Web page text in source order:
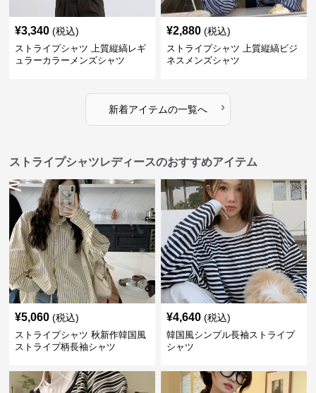
¥3,340 (税込)
ストライプシャツ 上質縦縞レギ
ュラーカラーメンズシャツ
¥2,880 (税込)
ストライプシャツ 上質縦縞ビジ
ネスメンズシャツ
新着アイテムの一覧へ ›
ストライプシャツレディースのおすすめアイテム
¥5,060 (税込)
ストライプシャツ 秋新作韓国風
ストライプ柄長袖シャツ
¥4,640 (税込)
韓国風シンプル長袖ストライプ
シャツ